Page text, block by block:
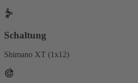
Schaltung
Shimano XT (1x12)